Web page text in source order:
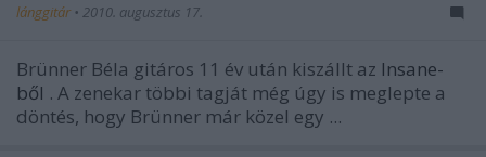
lánggitár • 2010. augusztus 17.
Brünner Béla gitáros 11 év után kiszállt az Insane-
ből . A zenekar többi tagját még úgy is meglepte a
döntés, hogy Brünner már közel egy ...